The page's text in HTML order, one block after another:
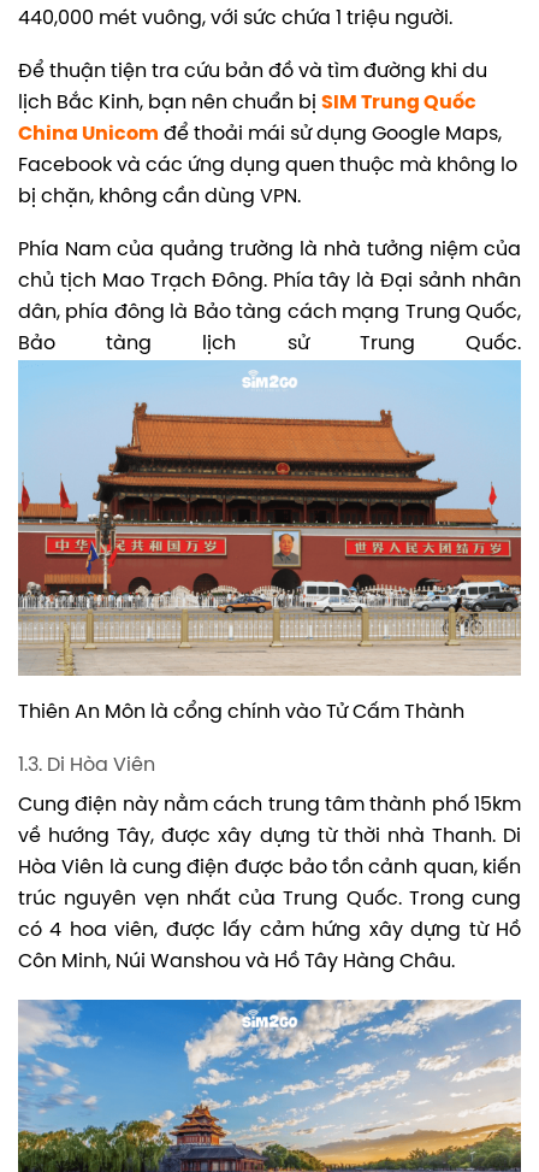
440,000 mét vuông, với sức chứa 1 triệu người.
Để thuận tiện tra cứu bản đồ và tìm đường khi du
lịch Bắc Kinh, bạn nên chuẩn bị SIM Trung Quốc
China Unicom để thoải mái sử dụng Google Maps,
Facebook và các ứng dụng quen thuộc mà không lo
bị chặn, không cần dùng VPN.
Phía Nam của quảng trường là nhà tưởng niệm của
chủ tịch Mao Trạch Đông. Phía tây là Đại sảnh nhân
dân, phía đông là Bảo tàng cách mạng Trung Quốc,
Bảo tàng lịch sử Trung Quốc.
Thiên An Môn là cổng chính vào Tử Cấm Thành
1.3. Di Hòa Viên
Cung điện này nằm cách trung tâm thành phố 15km
về hướng Tây, được xây dựng từ thời nhà Thanh. Di
Hòa Viên là cung điện được bảo tồn cảnh quan, kiến
trúc nguyên vẹn nhất của Trung Quốc. Trong cung
có 4 hoa viên, được lấy cảm hứng xây dựng từ Hồ
Côn Minh, Núi Wanshou và Hồ Tây Hàng Châu.